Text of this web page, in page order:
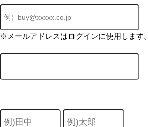
※メールアドレスはログインに使用します。